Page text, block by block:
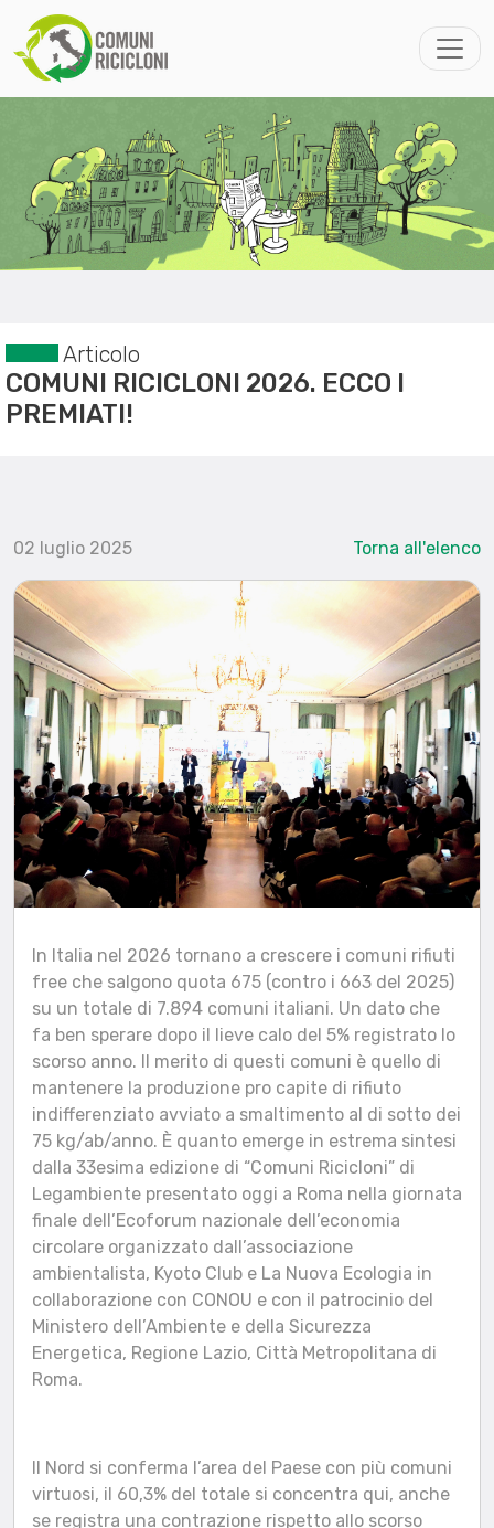
Articolo
COMUNI RICICLONI 2026. ECCO I
PREMIATI!
02 luglio 2025 Torna all'elenco
In Italia nel 2026 tornano a crescere i comuni rifiuti
free che salgono quota 675 (contro i 663 del 2025)
su un totale di 7.894 comuni italiani. Un dato che
fa ben sperare dopo il lieve calo del 5% registrato lo
scorso anno. Il merito di questi comuni è quello di
mantenere la produzione pro capite di rifiuto
indifferenziato avviato a smaltimento al di sotto dei
75 kg/ab/anno. È quanto emerge in estrema sintesi
dalla 33esima edizione di “Comuni Ricicloni” di
Legambiente presentato oggi a Roma nella giornata
finale dell’Ecoforum nazionale dell’economia
circolare organizzato dall’associazione
ambientalista, Kyoto Club e La Nuova Ecologia in
collaborazione con CONOU e con il patrocinio del
Ministero dell’Ambiente e della Sicurezza
Energetica, Regione Lazio, Città Metropolitana di
Roma.
Il Nord si conferma l’area del Paese con più comuni
virtuosi, il 60,3% del totale si concentra qui, anche
se registra una contrazione rispetto allo scorso